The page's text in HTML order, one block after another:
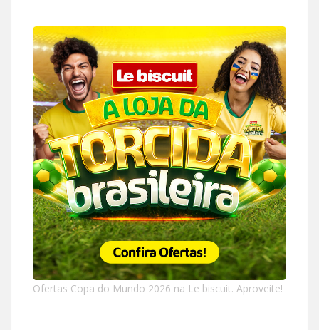
Ofertas Copa do Mundo 2026 na Le biscuit. Aproveite!